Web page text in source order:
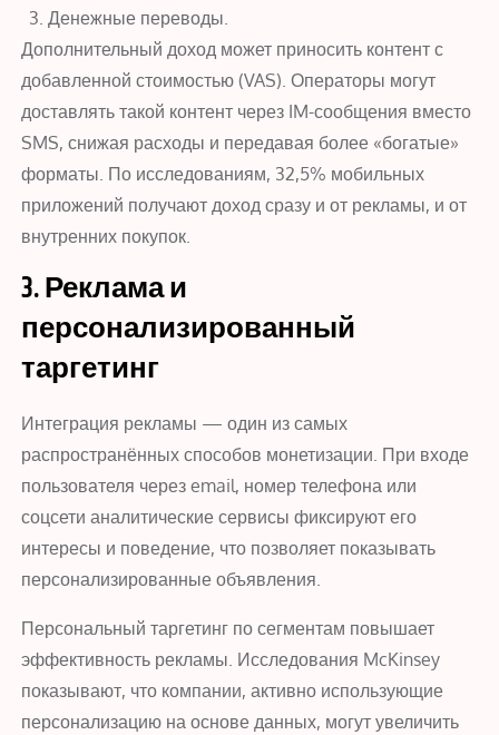
Денежные переводы.
Дополнительный доход может приносить контент с
добавленной стоимостью (VAS). Операторы могут
доставлять такой контент через IM-сообщения вместо
SMS, снижая расходы и передавая более «богатые»
форматы. По исследованиям, 32,5% мобильных
приложений получают доход сразу и от рекламы, и от
внутренних покупок.
3. Реклама и
персонализированный
таргетинг
Интеграция рекламы — один из самых
распространённых способов монетизации. При входе
пользователя через email, номер телефона или
соцсети аналитические сервисы фиксируют его
интересы и поведение, что позволяет показывать
персонализированные объявления.
Персональный таргетинг по сегментам повышает
эффективность рекламы. Исследования McKinsey
показывают, что компании, активно использующие
персонализацию на основе данных, могут увеличить